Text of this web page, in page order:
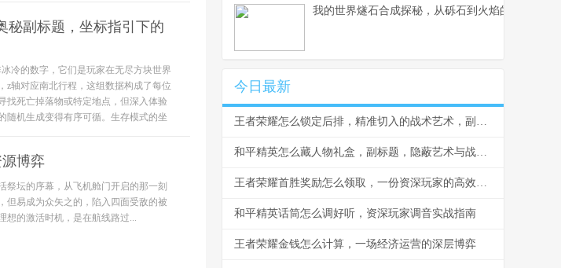
秘副标题，坐标指引下的
冷的数字，它们是玩家在无尽方块世界
z轴对应南北行程，这组数据构成了每位
找死亡掉落物或特定地点，但深入体验
随机生成变得有序可循。生存模式的坐
博弈
祭坛的序幕，从飞机舱门开启的那一刻
但易成为众矢之的，陷入四面受敌的被
想的激活时机，是在航线路过...
我的世界燧石合成探秘，从砾石到火焰的生存艺术
今日最新
王者荣耀怎么锁定后排，精准切入的战术艺术，副标题，脆皮噩梦与团战胜负手
和平精英怎么藏人物礼盒，副标题，隐蔽艺术与战术博弈
王者荣耀首胜奖励怎么领取，一份资深玩家的高效指南，副标题，揭秘每日第一胜的隐藏技巧与深远意义
和平精英话筒怎么调好听，资深玩家调音实战指南
王者荣耀金钱怎么计算，一场经济运营的深层博弈